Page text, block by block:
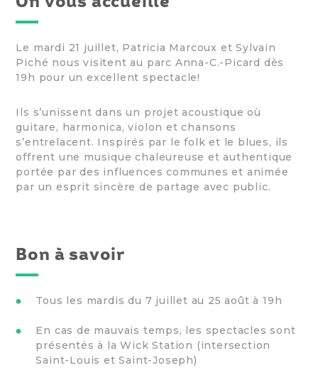
Le mardi 21 juillet, Patricia Marcoux et Sylvain
Piché nous visitent au parc Anna-C.-Picard dès
19h pour un excellent spectacle!
Ils s’unissent dans un projet acoustique où
guitare, harmonica, violon et chansons
s’entrelacent. Inspirés par le folk et le blues, ils
offrent une musique chaleureuse et authentique
portée par des influences communes et animée
par un esprit sincère de partage avec public.
Bon à savoir
Tous les mardis du 7 juillet au 25 août à 19h
En cas de mauvais temps, les spectacles sont
présentés à la Wick Station (intersection
Saint-Louis et Saint-Joseph)